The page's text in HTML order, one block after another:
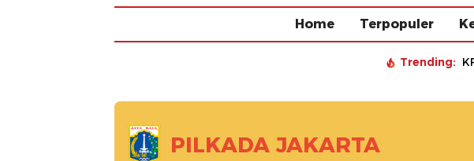
Home Terpopuler
Trending:
PILKADA JAKARTA